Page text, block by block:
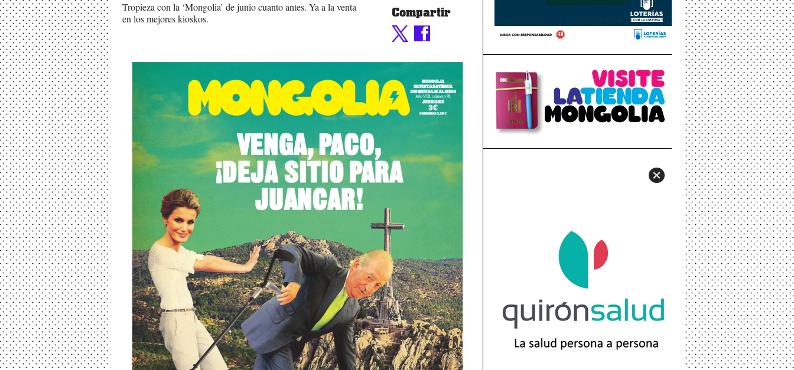
Tropieza con la ‘Mongolia’ de junio cuanto antes. Ya a la venta
en los mejores kioskos.
Compartir